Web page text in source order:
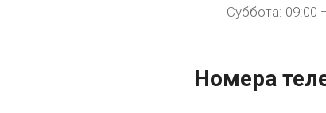
Суббота: 09:00
Номера